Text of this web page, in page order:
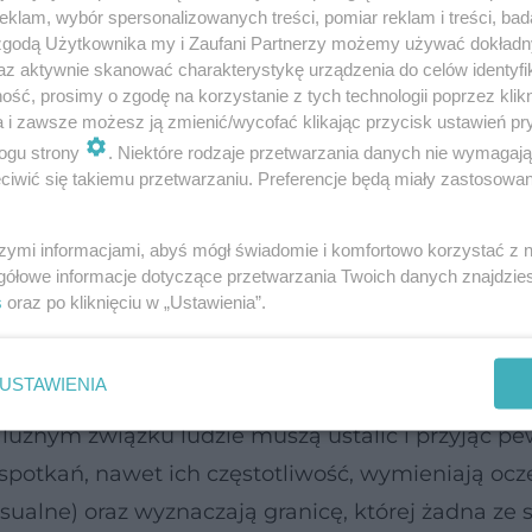
(nie tylko) młodych Polaków. Zdaniem
już uznać za znak naszych czasów.
mniej czasu dla siebie. W efekcie tworzymy
Wolny od wszelkich zobowiązań, a więc i
tak, dlaczego nazywamy go związkiem?
zapomnieć o partnerskiej lojalności,
związku ludzie muszą ustalić i przyjąć
nawet ich częstotliwość, wymieniają
oraz wyznaczają granicę, której żadna ze
wybór spersonalizowanych treści, pomiar reklam i treści,
Użytkownika my i Zaufani Partnerzy możemy używać
aktywnie skanować charakterystykę urządzenia do celów
prosimy o zgodę na korzystanie z tych technologii poprzez
i zawsze możesz ją zmienić/wycofać klikając przycisk ustawień
strony
. Niektóre rodzaje przetwarzania danych nie
się takiemu przetwarzaniu. Preferencje będą miały
informacjami, abyś mógł świadomie i komfortowo korzystać z
informacje dotyczące przetwarzania Twoich danych
oraz po kliknięciu w „Ustawienia”.
USTAWIENIA